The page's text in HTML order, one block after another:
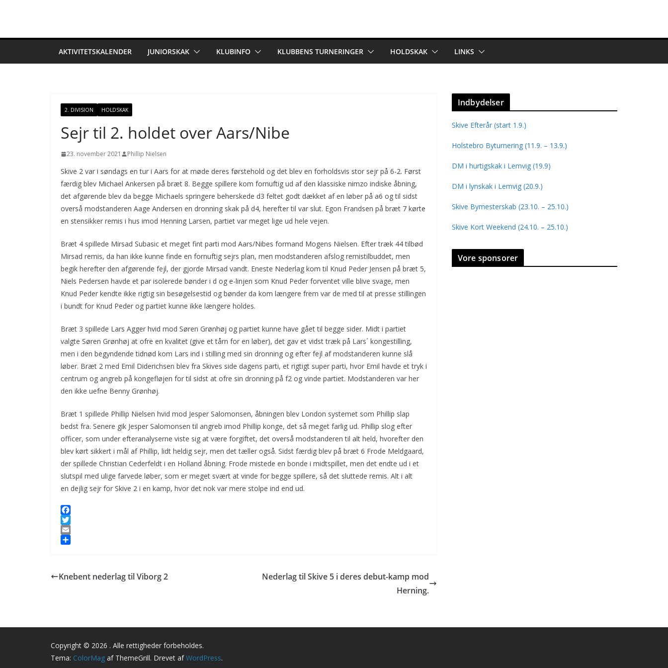
AKTIVITETSKALENDER JUNIORSKAK KLUBINFO KLUBBENS TURNERINGER HOLDSKAK LINKS
2. DIVISION HOLDSKAK
Sejr til 2. holdet over Aars/Nibe
23. november 2021 Phillip Nielsen
Skive 2 var i søndags en tur i Aars for at møde deres førstehold og det blev en forholdsvis stor sejr på 6-2. Først
færdig blev Michael Ankersen på bræt 8. Begge spillere kom fornuftig ud af den klassiske nimzo indiske åbning,
det afgørende blev da begge Michaels springere beherskede d3 feltet godt dækket af en løber på a6 og til sidst
overså modstanderen Aage Andersen en dronning skak på d4, herefter til var slut. Egon Frandsen på bræt 7 kørte
en stensikker remis i hus imod Henning Larsen, partiet var meget lige ud hele vejen.
Bræt 4 spillede Mirsad Subasic et meget fint parti mod Aars/Nibes formand Mogens Nielsen. Efter træk 44 tilbød
Mirsad remis, da han ikke kunne finde en fornuftig sejrs plan, men modstanderen afslog remistilbuddet, men
begik herefter den afgørende fejl, der gjorde Mirsad vandt. Eneste Nederlag kom til Knud Peder Jensen på bræt 5,
Niels Pedersen havde et par isolerede bønder i d og e-linjen som Knud Peder forventet ville blive svage, men
Knud Peder kendte ikke rigtig sin besøgelsestid og bønder da kom længere frem var de med til at presse stillingen
i bundt for Knud Peder og partiet kunne ikke længere holdes.
Bræt 3 spillede Lars Agger hvid mod Søren Grønhøj og partiet kunne have gået til begge sider. Midt i partiet
valgte Søren Grønhøj at ofre en kvalitet (give et tårn for en løber), det gav et vidst træk på Lars´ kongestilling,
men i den begyndende tidnød kom Lars ind i stilling med sin dronning og efter fejl af modstanderen kunne slå
løber. Bræt 2 med Emil Diderichsen blev fra Skives side dagens parti, et rigtigt super parti, hvor Emil havde et tryk i
centrum og angreb på kongefløjen for til sidst at ofre sin dronning på f2 og vinde partiet. Modstanderen var her
den ikke uefne Benny Grønhøj.
Bræt 1 spillede Phillip Nielsen hvid mod Jesper Salomonsen, åbningen blev London systemet som Phillip slap
bedst fra. Senere gik Jesper Salomonsen til angreb imod Phillip konge, det så meget farlig ud. Phillip slog efter
officer, som under efteranalyserne viste sig at være forgiftet, det overså modstanderen til alt held, hvorefter den
blev kørt sikkert i mål af Phillip, lidt heldig sejr, men det tæller også. Sidst færdig blev på bræt 6 Frode Meldgaard,
der spillede Christian Cederfeldt i en Holland åbning. Frode mistede en bonde i midtspillet, men det endte ud i et
slutspil med ulige farvede løber, som er meget svært at vinde for begge spillere, så det sluttede remis. Alt i alt
en dejlig sejr for Skive 2 i en kamp, hvor det nok var mere stolpe ind end ud.
F
a
c
o
T
w
e
E
lr
Knebent nederlag til Viborg 2
Nederlag til Skive 5 i deres debut-kamp mod
Herning.
Indbydelser
Skive Efterår (start 1.9.)
Holstebro Byturnering (11.9. – 13.9.)
DM i hurtigskak i Lemvig (19.9)
DM i lynskak i Lemvig (20.9.)
Skive Bymesterskab (23.10. – 25.10.)
Skive Kort Weekend (24.10. – 25.10.)
Vore sponsorer
Copyright © 2026 . Alle rettigheder forbeholdes.
Tema: ColorMag af ThemeGrill. Drevet afWordPress.